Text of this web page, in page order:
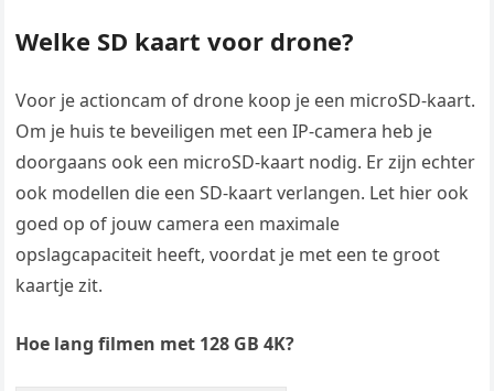
Welke SD kaart voor drone?
Voor je actioncam of drone koop je een microSD-kaart.
Om je huis te beveiligen met een IP-camera heb je
doorgaans ook een microSD-kaart nodig. Er zijn echter
ook modellen die een SD-kaart verlangen. Let hier ook
goed op of jouw camera een maximale
opslagcapaciteit heeft, voordat je met een te groot
kaartje zit.
Hoe lang filmen met 128 GB 4K?